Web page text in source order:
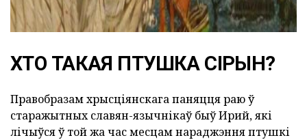
ХТО ТАКАЯ ПТУШКА СІРЫН?
Правобразам хрысціянскага паняцця раю ў
старажытных славян-язычнікаў быў Ирий, які
лічыўся ў той жа час месцам нараджэння птушкі